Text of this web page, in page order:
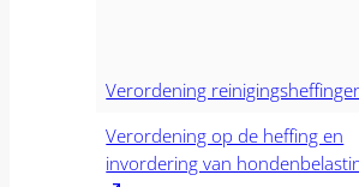
Verordening
Verordening op de heffing en
invordering van